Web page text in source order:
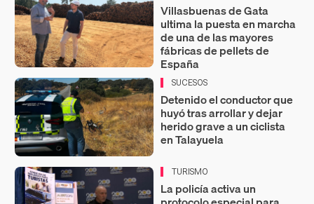
Villasbuenas de Gata
ultima la puesta en marcha
de una de las mayores
fábricas de pellets de
España
SUCESOS
Detenido el conductor que
huyó tras arrollar y dejar
herido grave a un ciclista
en Talayuela
TURISMO
La policía activa un